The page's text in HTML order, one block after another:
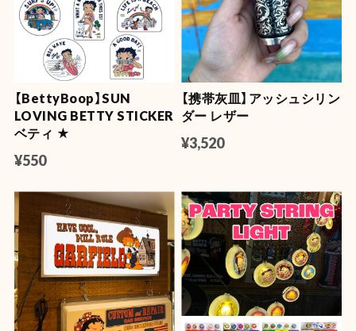
【BettyBoop】SUN
LOVING BETTY STICKER
ベティ ★
¥550
【携帯灰皿】アッシュシリン
ダー レザー
¥3,520